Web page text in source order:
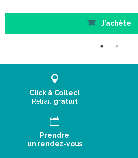
J’achète
Click & Collect
Retrait gratuit
Prendre
un rendez-vous